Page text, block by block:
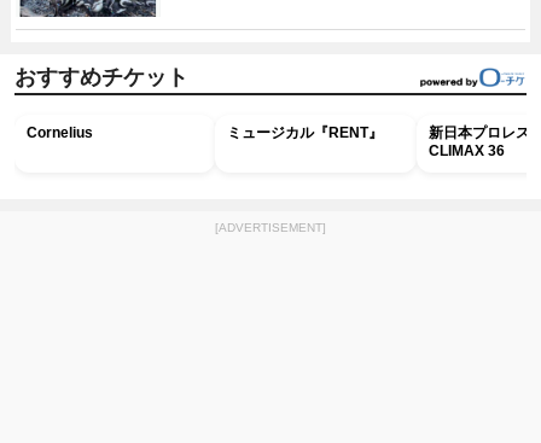
おすすめチケット
Cornelius ミュージカル『RENT』
新日本プロレス
CLIMAX 36
[ADVERTISEMENT]